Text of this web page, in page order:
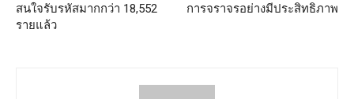
สนใจรับรหัสมากกว่า 18,552
รายแล้ว
การจราจรอย่างมีประสิทธิภาพ